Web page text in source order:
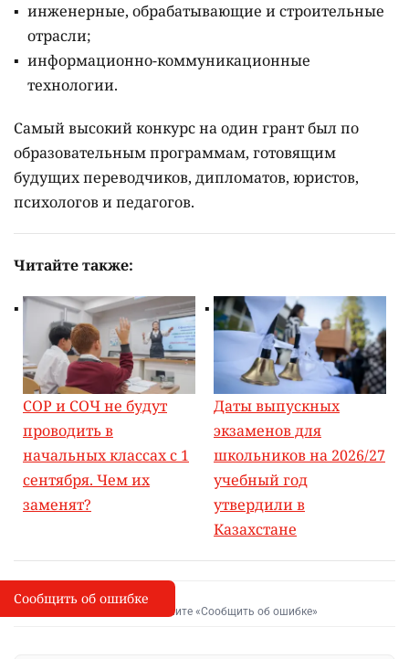
инженерные, обрабатывающие и строительные
отрасли;
информационно-коммуникационные
технологии.
Самый высокий конкурс на один грант был по
образовательным программам, готовящим
будущих переводчиков, дипломатов, юристов,
психологов и педагогов.
Читайте также:
СОР и СОЧ не будут
проводить в
начальных классах с 1
сентября. Чем их
заменят?
Даты выпускных
экзаменов для
школьников на 2026/27
учебный год
утвердили в
Казахстане
I
Сообщить об опечатке
Выделите фрагмент и нажмите «Сообщить об ошибке»
Сообщить об ошибке